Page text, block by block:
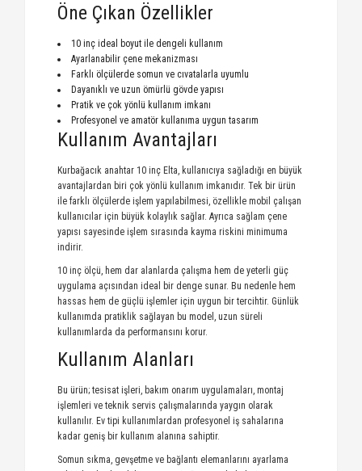
Öne Çıkan Özellikler
10 inç ideal boyut ile dengeli kullanım
Ayarlanabilir çene mekanizması
Farklı ölçülerde somun ve cıvatalarla uyumlu
Dayanıklı ve uzun ömürlü gövde yapısı
Pratik ve çok yönlü kullanım imkanı
Profesyonel ve amatör kullanıma uygun tasarım
Kullanım Avantajları
Kurbağacık anahtar 10 inç Elta, kullanıcıya sağladığı en büyük
avantajlardan biri çok yönlü kullanım imkanıdır. Tek bir ürün
ile farklı ölçülerde işlem yapılabilmesi, özellikle mobil çalışan
kullanıcılar için büyük kolaylık sağlar. Ayrıca sağlam çene
yapısı sayesinde işlem sırasında kayma riskini minimuma
indirir.
10 inç ölçü, hem dar alanlarda çalışma hem de yeterli güç
uygulama açısından ideal bir denge sunar. Bu nedenle hem
hassas hem de güçlü işlemler için uygun bir tercihtir. Günlük
kullanımda pratiklik sağlayan bu model, uzun süreli
kullanımlarda da performansını korur.
Kullanım Alanları
Bu ürün; tesisat işleri, bakım onarım uygulamaları, montaj
işlemleri ve teknik servis çalışmalarında yaygın olarak
kullanılır. Ev tipi kullanımlardan profesyonel iş sahalarına
kadar geniş bir kullanım alanına sahiptir.
Somun sıkma, gevşetme ve bağlantı elemanlarını ayarlama